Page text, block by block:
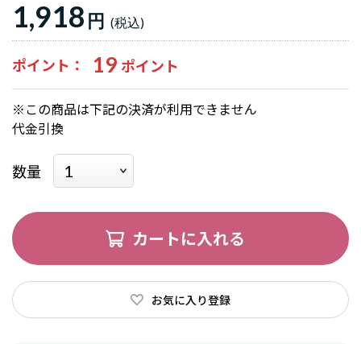
1,918 円
ポイント 19
※この商品は下記の決済が利用できません
代金引換
数量
カートに入れる
お気に入り登録